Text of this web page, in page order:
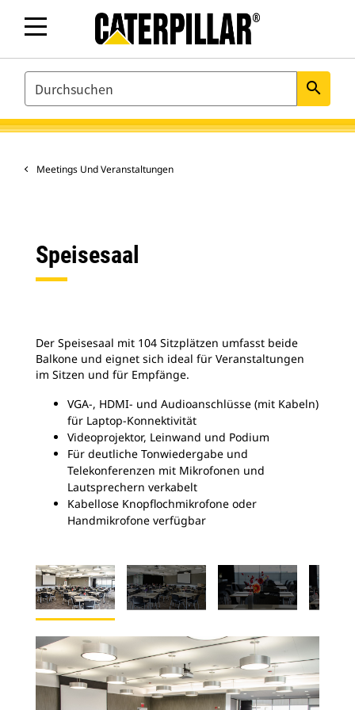
SEARCH search
Meetings Und Veranstaltungen
Speisesaal
Der Speisesaal mit 104 Sitzplätzen umfasst beide
Balkone und eignet sich ideal für Veranstaltungen
im Sitzen und für Empfänge.
VGA-, HDMI- und Audioanschlüsse (mit Kabeln)
für Laptop-Konnektivität
Videoprojektor, Leinwand und Podium
Für deutliche Tonwiedergabe und
Telekonferenzen mit Mikrofonen und
Lautsprechern verkabelt
Kabellose Knopflochmikrofone oder
Handmikrofone verfügbar